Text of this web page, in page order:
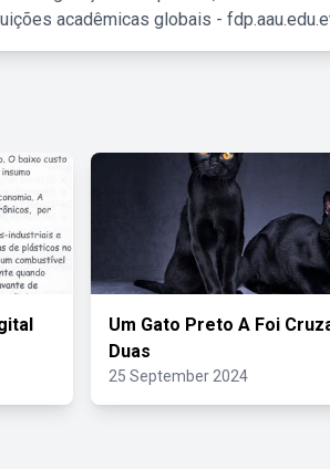
acadêmicas globais -
Um Gato Preto A Foi
Duas
25 September 2024